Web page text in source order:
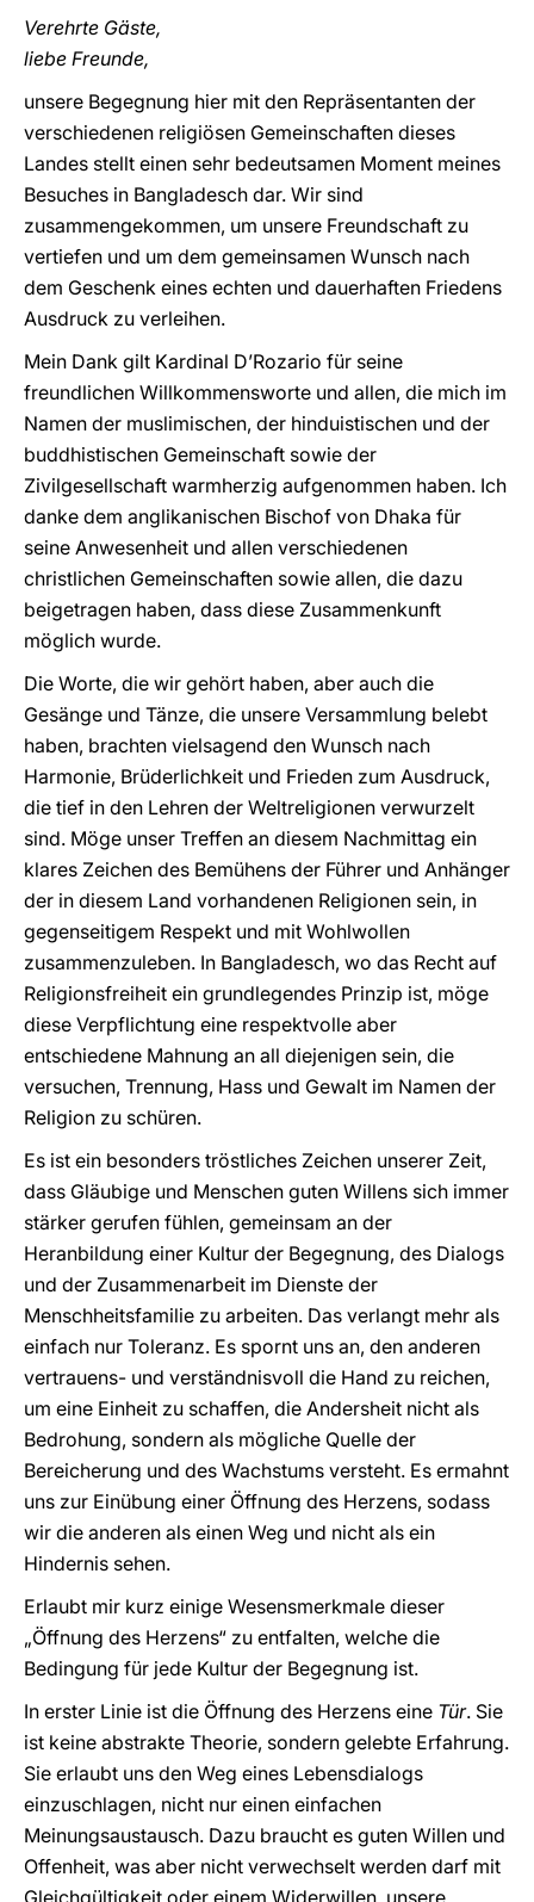
Verehrte Gäste,
liebe Freunde,
unsere Begegnung hier mit den Repräsentanten der
verschiedenen religiösen Gemeinschaften dieses
Landes stellt einen sehr bedeutsamen Moment meines
Besuches in Bangladesch dar. Wir sind
zusammengekommen, um unsere Freundschaft zu
vertiefen und um dem gemeinsamen Wunsch nach
dem Geschenk eines echten und dauerhaften Friedens
Ausdruck zu verleihen.
Mein Dank gilt Kardinal D’Rozario für seine
freundlichen Willkommensworte und allen, die mich im
Namen der muslimischen, der hinduistischen und der
buddhistischen Gemeinschaft sowie der
Zivilgesellschaft warmherzig aufgenommen haben. Ich
danke dem anglikanischen Bischof von Dhaka für
seine Anwesenheit und allen verschiedenen
christlichen Gemeinschaften sowie allen, die dazu
beigetragen haben, dass diese Zusammenkunft
möglich wurde.
Die Worte, die wir gehört haben, aber auch die
Gesänge und Tänze, die unsere Versammlung belebt
haben, brachten vielsagend den Wunsch nach
Harmonie, Brüderlichkeit und Frieden zum Ausdruck,
die tief in den Lehren der Weltreligionen verwurzelt
sind. Möge unser Treffen an diesem Nachmittag ein
klares Zeichen des Bemühens der Führer und Anhänger
der in diesem Land vorhandenen Religionen sein, in
gegenseitigem Respekt und mit Wohlwollen
zusammenzuleben. In Bangladesch, wo das Recht auf
Religionsfreiheit ein grundlegendes Prinzip ist, möge
diese Verpflichtung eine respektvolle aber
entschiedene Mahnung an all diejenigen sein, die
versuchen, Trennung, Hass und Gewalt im Namen der
Religion zu schüren.
Es ist ein besonders tröstliches Zeichen unserer Zeit,
dass Gläubige und Menschen guten Willens sich immer
stärker gerufen fühlen, gemeinsam an der
Heranbildung einer Kultur der Begegnung, des Dialogs
und der Zusammenarbeit im Dienste der
Menschheitsfamilie zu arbeiten. Das verlangt mehr als
einfach nur Toleranz. Es spornt uns an, den anderen
vertrauens- und verständnisvoll die Hand zu reichen,
um eine Einheit zu schaffen, die Andersheit nicht als
Bedrohung, sondern als mögliche Quelle der
Bereicherung und des Wachstums versteht. Es ermahnt
uns zur Einübung einer Öffnung des Herzens, sodass
wir die anderen als einen Weg und nicht als ein
Hindernis sehen.
Erlaubt mir kurz einige Wesensmerkmale dieser
„Öffnung des Herzens“ zu entfalten, welche die
Bedingung für jede Kultur der Begegnung ist.
In erster Linie ist die Öffnung des Herzens eine Tür. Sie
ist keine abstrakte Theorie, sondern gelebte Erfahrung.
Sie erlaubt uns den Weg eines Lebensdialogs
einzuschlagen, nicht nur einen einfachen
Meinungsaustausch. Dazu braucht es guten Willen und
Offenheit, was aber nicht verwechselt werden darf mit
Gleichgültigkeit oder einem Widerwillen, unsere